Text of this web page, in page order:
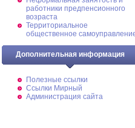
работники предпенсионного
возраста
Территориальное
общественное
Дополнительная информация
Полезные ссылки
Ссылки Мирный
Администрация сайта